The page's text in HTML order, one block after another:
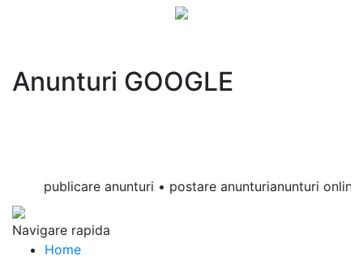
Anunturi GOOGLE
publicare anunturi • postare anunturianunturi
Navigare rapida
Home